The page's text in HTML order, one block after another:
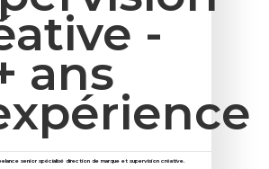
-
ans
senior spécialisé direction de marque et supervision créative.